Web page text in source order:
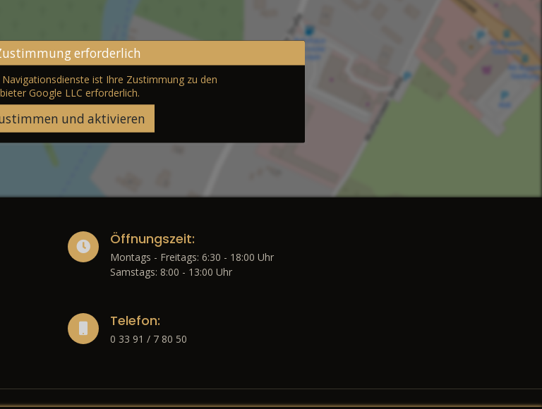
erforderlich
ist Ihre Zustimmung zu den
Google LLC erforderlich.
und aktivieren
Öffnungszeit:
Montags - Freitags: 6:30 - 18:00 Uhr
Samstags: 8:00 - 13:00 Uhr
Telefon:
0 33 91 / 7 80 50